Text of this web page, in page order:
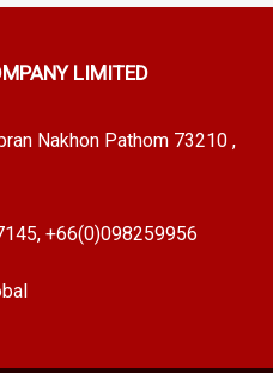
LIMITED
Nakhon Pathom 73210 ,
, +66(0)098259956